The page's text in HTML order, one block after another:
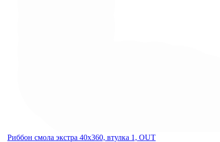
Риббон смола экстра 40х360, втулка 1, OUT